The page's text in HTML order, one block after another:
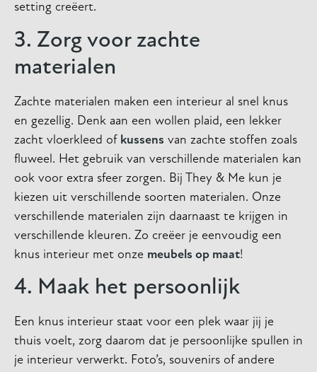
setting creëert.
3. Zorg voor zachte
materialen
Zachte materialen maken een interieur al snel knus
en gezellig. Denk aan een wollen plaid, een lekker
zacht vloerkleed of kussens van zachte stoffen zoals
fluweel. Het gebruik van verschillende materialen kan
ook voor extra sfeer zorgen. Bij They & Me kun je
kiezen uit verschillende soorten materialen. Onze
verschillende materialen zijn daarnaast te krijgen in
verschillende kleuren. Zo creëer je eenvoudig een
knus interieur met onze meubels op maat!
4. Maak het persoonlijk
Een knus interieur staat voor een plek waar jij je
thuis voelt, zorg daarom dat je persoonlijke spullen in
je interieur verwerkt. Foto’s, souvenirs of andere